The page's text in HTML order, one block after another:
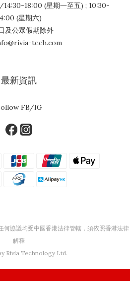
18:00 (星期一至五) ; 10:30-
(星期六)
及公眾假期除外
tech.com
最新資訊
FB/IG
何協議均受中國香港法律管轄，須依照香港法律
解釋
Rivia Technology Ltd.